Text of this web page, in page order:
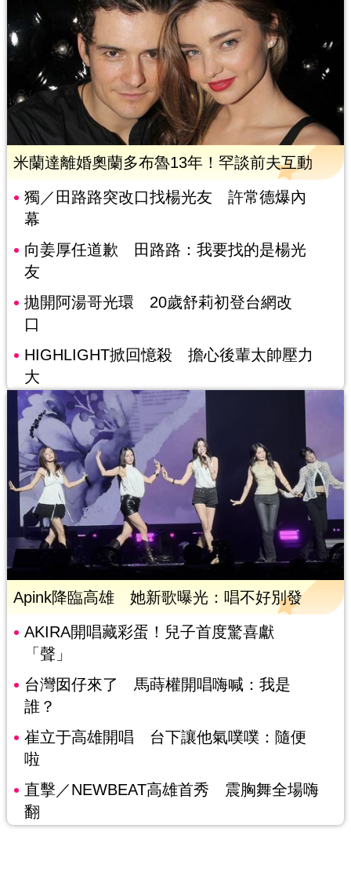
米蘭達離婚奧蘭多布魯13年！罕談前夫互動
獨／田路路突改口找楊光友 許常德爆內
幕
向姜厚任道歉 田路路：我要找的是楊光
友
拋開阿湯哥光環 20歲舒莉初登台網改
口
HIGHLIGHT掀回憶殺 擔心後輩太帥壓力
大
Apink降臨高雄 她新歌曝光：唱不好別發
AKIRA開唱藏彩蛋！兒子首度驚喜獻
「聲」
台灣囡仔來了 馬蒔權開唱嗨喊：我是
誰？
崔立于高雄開唱 台下讓他氣噗噗：隨便
啦
直擊／NEWBEAT高雄首秀 震胸舞全場嗨
翻